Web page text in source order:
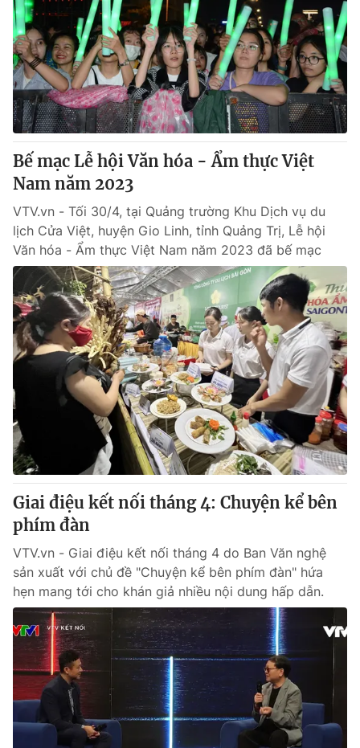
Bế mạc Lễ hội Văn hóa - Ẩm thực Việt
Nam năm 2023
VTV.vn - Tối 30/4, tại Quảng trường Khu Dịch vụ du
lịch Cửa Việt, huyện Gio Linh, tỉnh Quảng Trị, Lễ hội
Văn hóa - Ẩm thực Việt Nam năm 2023 đã bế mạc
Giai điệu kết nối tháng 4: Chuyện kể bên
phím đàn
VTV.vn - Giai điệu kết nối tháng 4 do Ban Văn nghệ
sản xuất với chủ đề "Chuyện kể bên phím đàn" hứa
hẹn mang tới cho khán giả nhiều nội dung hấp dẫn.